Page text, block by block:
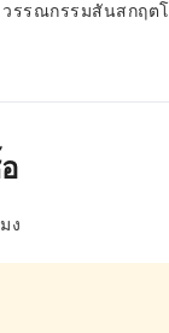
วรรณกรรมสันสกฤ
ง